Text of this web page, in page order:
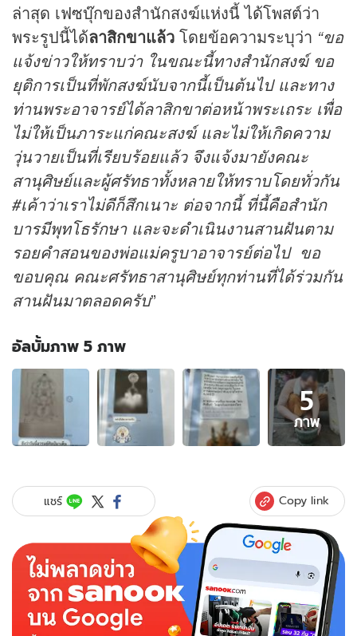
ล่าสุด เฟซบุ๊กของสำนักสงฆ์แห่งนี้ ได้โพสต์ว่า
พระรูปนี้ได้ลาสิกขาแล้ว โดยข้อความระบุว่า “ขอ
แจ้งข่าวให้ทราบว่า ในขณะนี้ทางสำนักสงฆ์ ขอ
ยุติการเป็นที่พักสงฆ์นับจากนี้เป็นต้นไป และทาง
ท่านพระอาจารย์ได้ลาสิกขาต่อหน้าพระเถระ เพื่อ
ไม่ให้เป็นภาระแก่คณะสงฆ์ และไม่ให้เกิดความ
วุ่นวายเป็นที่เรียบร้อยแล้ว จึงแจ้งมายังคณะ
สานุศิษย์และผู้ศรัทธาทั้งหลายให้ทราบโดยทั่วกัน
#เค้าว่าเราไม่ดีก็สึกเนาะ ต่อจากนี้ ที่นี้คือสำนัก
บารมีพุทโธรักษา และจะดำเนินงานสานฝันตาม
รอยคำสอนของพ่อแม่ครูบาอาจารย์ต่อไป ขอ
ขอบคุณ คณะศรัทธาสานุศิษย์ทุกท่านที่ได้ร่วมกัน
สานฝันมาตลอดครับ”
อัลบั้มภาพ 5 ภาพ
อัลบั้ม
ภาพ
ภาพ
ของ
ขึ้น!
สรุป
ถวาย
ตัว
เพชรบูรณ์”
หลอก
เสีย
5
ภาพ
แชร์ Copy link